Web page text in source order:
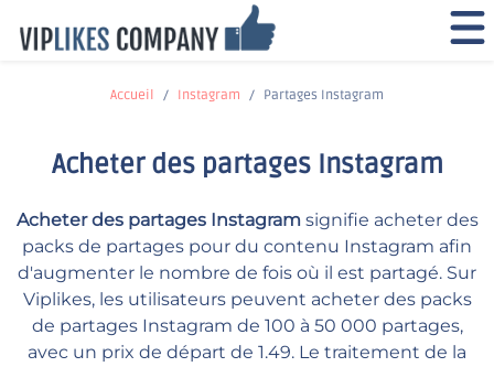
Accueil Instagram Partages Instagram
Acheter des partages Instagram
Acheter des partages Instagramsignifie acheter des
packs de partages pour du contenu Instagram afin
d'augmenter le nombre de fois où il est partagé. Sur
Viplikes, les utilisateurs peuvent acheter des packs
de partages Instagram de 100 à 50 000 partages,
avec un prix de départ de 1.49. Le traitement de la